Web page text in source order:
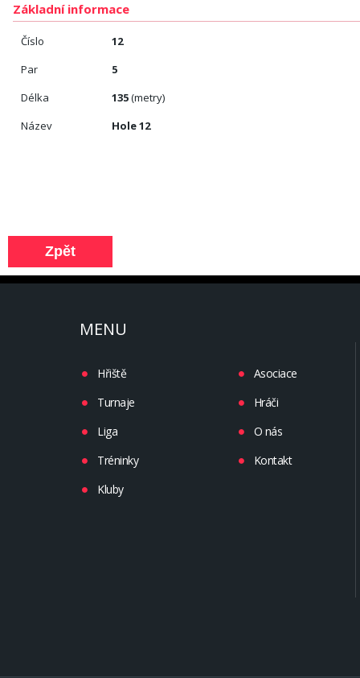
Základní informace
Číslo
12
Par
5
Délka
135(metry)
Název
Hole 12
MENU
Hřiště
Turnaje
Liga
Tréninky
Kluby
Asociace
Hráči
O nás
Kontakt